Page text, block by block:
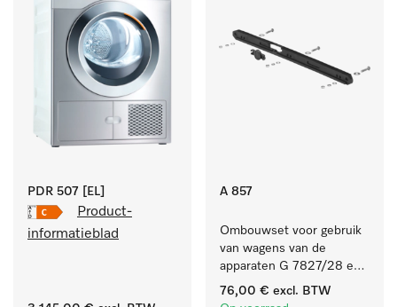
PDR 507 [EL]
Product-
informatieblad
A 857
Ombouwset voor gebruik
van wagens van de
apparaten G 7827/28 en
PG 8527/28 in de
PG 86xx.
76,00 € excl. BTW